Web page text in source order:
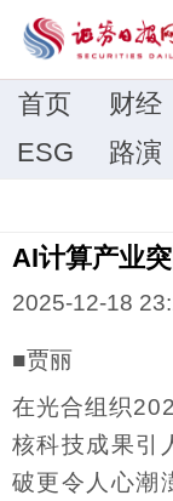
首页 财经
ESG
路演
AI计算产业
2025-12-18
■贾丽
在光合组织
核科技成果引
破更令人心潮